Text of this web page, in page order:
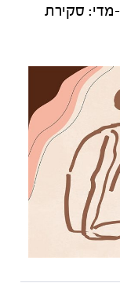
מדי: סקירת